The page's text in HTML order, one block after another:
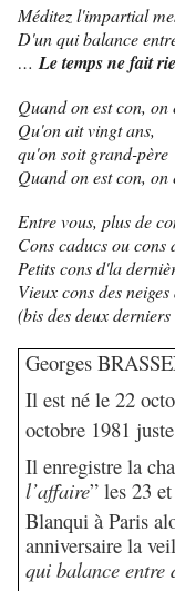
Méditez l'impartial
D'un qui balance
…Le temps ne fait
Quand on est con, on
Qu'on ait vingt ans,
qu'on soit grand-père
Quand on est con, on
Entre vous, plus de
Cons caducs ou cons
Petits cons d'la
Vieux cons des
(bis des deux
Georges
Il est né le 22
octobre 1981
Il enregistre la
l’affaire” les 23
Blanqui à Paris
anniversaire la
qui balance entre